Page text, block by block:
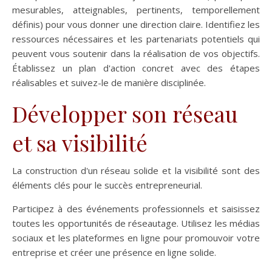
mesurables, atteignables, pertinents, temporellement
définis) pour vous donner une direction claire. Identifiez les
ressources nécessaires et les partenariats potentiels qui
peuvent vous soutenir dans la réalisation de vos objectifs.
Établissez un plan d'action concret avec des étapes
réalisables et suivez-le de manière disciplinée.
Développer son réseau
et sa visibilité
La construction d'un réseau solide et la visibilité sont des
éléments clés pour le succès entrepreneurial.
Participez à des événements professionnels et saisissez
toutes les opportunités de réseautage. Utilisez les médias
sociaux et les plateformes en ligne pour promouvoir votre
entreprise et créer une présence en ligne solide.